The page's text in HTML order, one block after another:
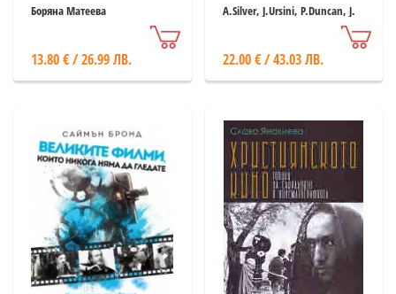
Боряна Матеева
13.80 € / 26.99 ЛВ.
A.Silver, J.Ursini, P.Duncan, J.
22.00 € / 43.03 ЛВ.